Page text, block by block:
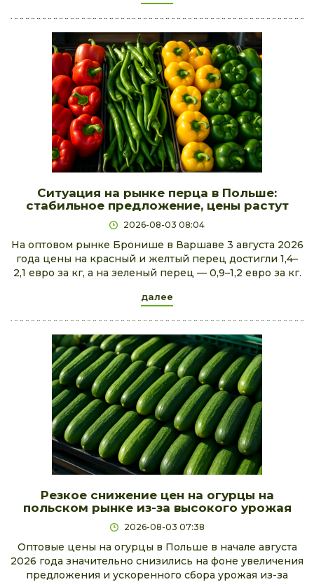
Ситуация на рынке перца в Польше:
стабильное предложение, цены растут
2026-08-03 08:04
На оптовом рынке Бронише в Варшаве 3 августа 2026
года цены на красный и желтый перец достигли 1,4–
2,1 евро за кг, а на зеленый перец — 0,9–1,2 евро за кг.
далее
Резкое снижение цен на огурцы на
польском рынке из-за высокого урожая
2026-08-03 07:38
Оптовые цены на огурцы в Польше в начале августа
2026 года значительно снизились на фоне увеличения
предложения и ускоренного сбора урожая из-за